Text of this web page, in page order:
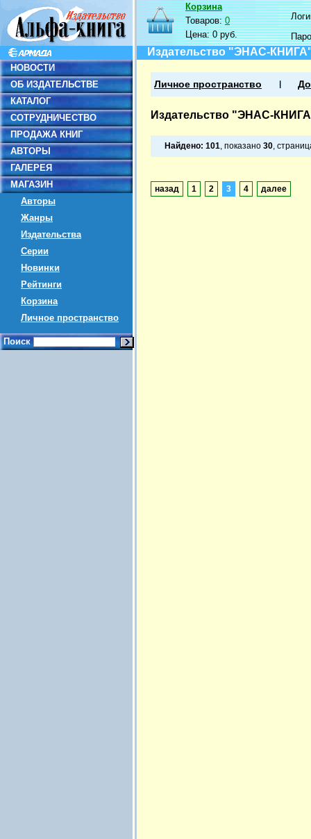
НОВОСТИ
ОБ ИЗДАТЕЛЬСТВЕ
КАТАЛОГ
СОТРУДНИЧЕСТВО
ПРОДАЖА КНИГ
АВТОРЫ
ГАЛЕРЕЯ
МАГАЗИН
Авторы
Жанры
Издательства
Серии
Новинки
Рейтинги
Корзина
Личное пространство
Поиск
Корзина
Товаров:0
Цена:0 руб.
Издательство "ЭНАС-
Личное пространство
Издательство "ЭНАС-
Найдено: 101, показано 30,
назад 1 2 3 4 далее